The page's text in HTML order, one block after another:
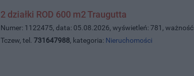
2 działki ROD 600 m2 Traugutta
Numer: 1122475, data: 05.08.2026, wyświetleń: 781, ważność
Tczew, tel.731647988, kategoria: Nieruchomości